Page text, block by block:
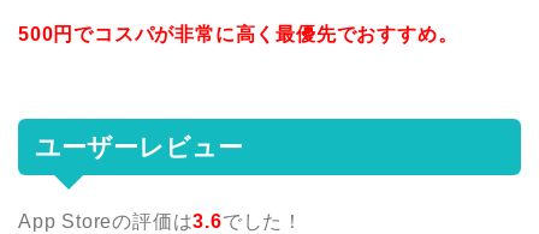
500円でコスパが非常に高く最優先でおすすめ。
ユーザーレビュー
App Storeの評価は3.6でした！